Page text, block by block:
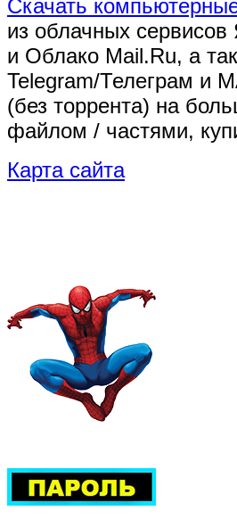
Скачать
из облачных сервисов
и Облако Mail.Ru, а
Telegram/Телеграм и
(без торрента) на
файлом / частями,
Карта сайта